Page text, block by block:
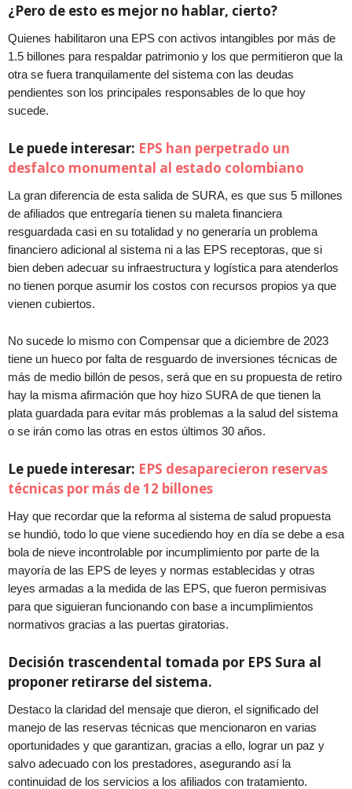
¿Pero de esto es mejor no hablar, cierto?
Quienes habilitaron una EPS con activos intangibles por más de
1.5 billones para respaldar patrimonio y los que permitieron que la
otra se fuera tranquilamente del sistema con las deudas
pendientes son los principales responsables de lo que hoy
sucede.
Le puede interesar: EPS han perpetrado un
desfalco monumental al estado colombiano
La gran diferencia de esta salida de SURA, es que sus 5 millones
de afiliados que entregaría tienen su maleta financiera
resguardada casi en su totalidad y no generaría un problema
financiero adicional al sistema ni a las EPS receptoras, que si
bien deben adecuar su infraestructura y logística para atenderlos
no tienen porque asumir los costos con recursos propios ya que
vienen cubiertos.
No sucede lo mismo con Compensar que a diciembre de 2023
tiene un hueco por falta de resguardo de inversiones técnicas de
más de medio billón de pesos, será que en su propuesta de retiro
hay la misma afirmación que hoy hizo SURA de que tienen la
plata guardada para evitar más problemas a la salud del sistema
o se irán como las otras en estos últimos 30 años.
Le puede interesar: EPS desaparecieron reservas
técnicas por más de 12 billones
Hay que recordar que la reforma al sistema de salud propuesta
se hundió, todo lo que viene sucediendo hoy en día se debe a esa
bola de nieve incontrolable por incumplimiento por parte de la
mayoría de las EPS de leyes y normas establecidas y otras
leyes armadas a la medida de las EPS, que fueron permisivas
para que siguieran funcionando con base a incumplimientos
normativos gracias a las puertas giratorias.
Decisión trascendental tomada por EPS Sura al
proponer retirarse del sistema.
Destaco la claridad del mensaje que dieron, el significado del
manejo de las reservas técnicas que mencionaron en varias
oportunidades y que garantizan, gracias a ello, lograr un paz y
salvo adecuado con los prestadores, asegurando así la
continuidad de los servicios a los afiliados con tratamiento.